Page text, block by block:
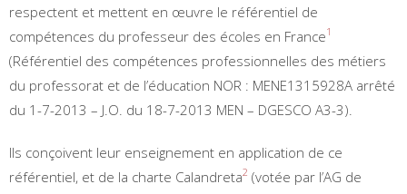
respectent et mettent en œuvre le référentiel de
compétences du professeur des écoles en France1
(Référentiel des compétences professionnelles des métiers
du professorat et de l’éducation NOR : MENE1315928A arrêté
du 1-7-2013 – J.O. du 18-7-2013 MEN – DGESCO A3-3).
Ils conçoivent leur enseignement en application de ce
référentiel, et de la charte Calandreta2 (votée par l’AG de